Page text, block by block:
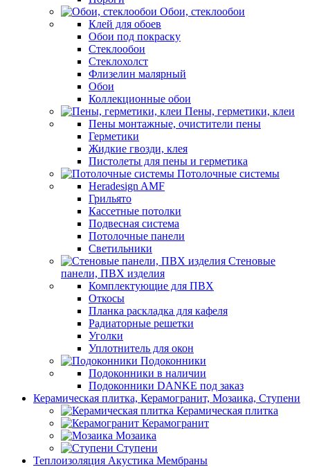
Обои, стеклообои
Клей для обоев
Обои под покраску
Стеклообои
Стеклохолст
Флизелин малярный
Обои
Коллекционные обои
Пены, герметики, клеи
Пены монтажные, очистители пены
Герметики
Жидкие гвозди, клея
Пистолеты для пены и герметика
Потолочные системы
Heradesign AMF
Грильято
Кассетные потолки
Подвесная система
Потолочные панели
Светильники
Стеновые
панели, ПВХ изделия
Комплектующие для ПВХ
Откосы
Планка раскладка для кафеля
Радиаторные решетки
Уголки
Уплотнитель для окон
Подоконники
Подоконники в наличии
Подоконники DANKE под заказ
Керамическая плитка, Керамогранит, Мозаика, Ступени
Керамическая плитка
Керамогранит
Мозаика
Ступени
Теплоизоляция Акустика Мембраны